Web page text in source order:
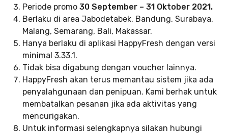
Periode promo 30 September – 31 Oktober 2021.
Berlaku di area Jabodetabek, Bandung, Surabaya,
Malang, Semarang, Bali, Makassar.
Hanya berlaku di aplikasi HappyFresh dengan versi
minimal 3.33.1.
Tidak bisa digabung dengan voucher lainnya.
HappyFresh akan terus memantau sistem jika ada
penyalahgunaan dan penipuan. Kami berhak untuk
membatalkan pesanan jika ada aktivitas yang
mencurigakan.
Untuk informasi selengkapnya silakan hubungi